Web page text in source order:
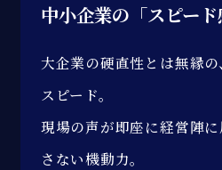
中小企業の「スピード
大企業の硬直性とは無縁
スピード。
現場の声が即座に経営陣
さない機動力。